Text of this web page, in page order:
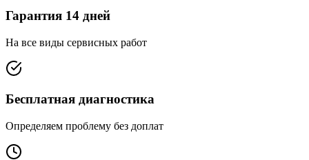
Гарантия 14 дней
На все виды сервисных работ
Бесплатная диагностика
Определяем проблему без доплат